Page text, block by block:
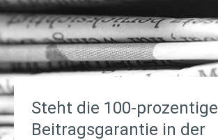
Steht die 100-prozentige
Beitragsgarantie in der